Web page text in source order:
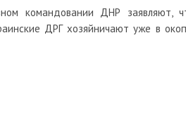
командовании ДНР заявляют,
ДРГ хозяйничают уже в